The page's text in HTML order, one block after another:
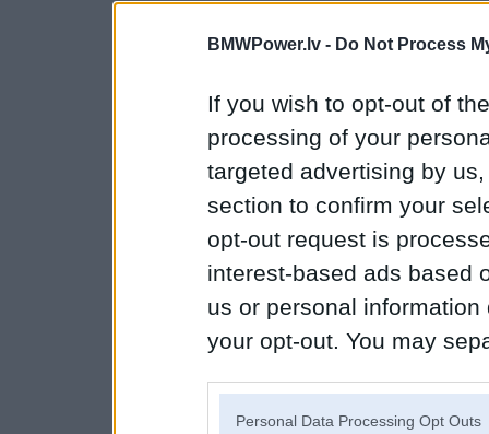
BMWPower.lv - Do Not Process
If you wish to opt-out of
processing of your
targeted advertising by
section to confirm your
opt-out request is
interest-based ads based
us or personal
your opt-out. You may
Personal Data Processing Opt Outs